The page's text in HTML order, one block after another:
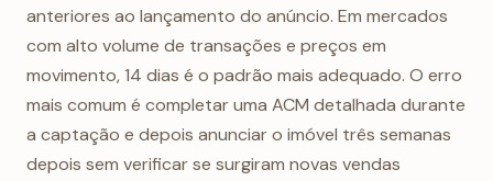
anteriores ao lançamento do anúncio. Em mercados
com alto volume de transações e preços em
movimento, 14 dias é o padrão mais adequado. O erro
mais comum é completar uma ACM detalhada durante
a captação e depois anunciar o imóvel três semanas
depois sem verificar se surgiram novas vendas